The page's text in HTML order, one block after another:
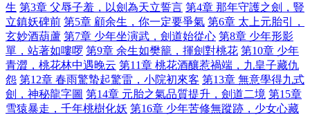
生 第3章 父辱子羞，以劍為天立誓言 第4章 那年守護之劍，豎
立鎮妖碑前 第5章 顧余生，你一定要爭氣 第6章 太上元胎引，
玄妙酒葫蘆 第7章 少年坐演武，劍道始從心 第8章 少年形影
單，站著如嘍啰 第9章 余生如樊籠，揮劍對桃花 第10章 少年
青澀，桃花林中遇晚云 第11章 桃花酒釀惹禍端，九皇子藏仇
怨 第12章 春雨驚蟄起驚雷，小院初來客 第13章 無意學得九式
劍，神秘龍字圖 第14章 元胎之氣品質提升，劍道二境 第15章
雪猿暴走，千年桃樹化妖 第16章 少年苦修無蹤跡，少女心藏